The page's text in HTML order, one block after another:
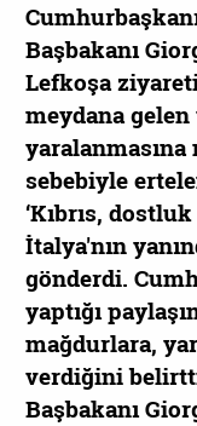
Başbakanı
Lefkoşa
meydana
yaralanmasına
sebebiyle
‘Kıbrıs,
İtalya'nın
gönderdi.
yaptığı
mağdurlara,
verdiğini
Başbakanı